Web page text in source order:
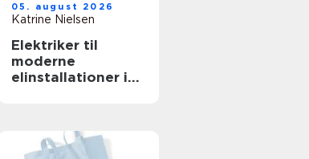
05. august 2026
Katrine Nielsen
Elektriker til
moderne
elinstallationer i